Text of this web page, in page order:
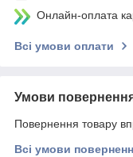
Онлайн-оплата
Всі умови оплати
Умови
Повернення товару
Всі умови